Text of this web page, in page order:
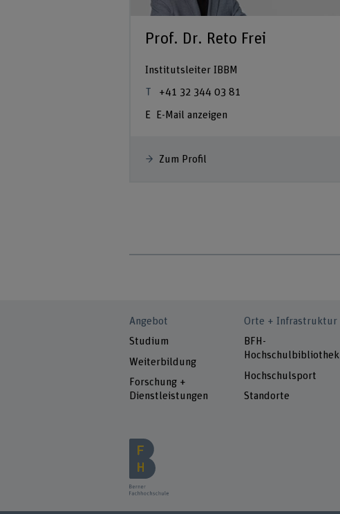
Prof. Dr. Reto Frei
Institutsleiter IBBM
+41 32 344 03 81
E-Mail anzeigen
Zum Profil
Angebot
Studium
Weiterbildung
Forschung +
Dienstleistungen
Orte + Infrastruktur
BFH-
Hochschulbibliothek
Hochschulsport
Standorte